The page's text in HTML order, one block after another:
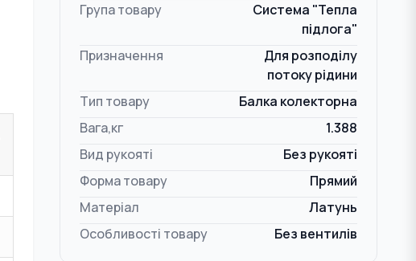
Група товару
Система "Тепла
підлога"
Призначення
Для розподілу
потоку рідини
Тип товару
Балка колекторна
Вага,кг
1.388
Вид рукояті
Без рукояті
Форма товару
Прямий
Матеріал
Латунь
Особливості товару
Без вентилів